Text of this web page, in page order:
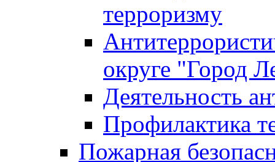
терроризму
округе "Город
Деятельность
Профилактика
Пожарная